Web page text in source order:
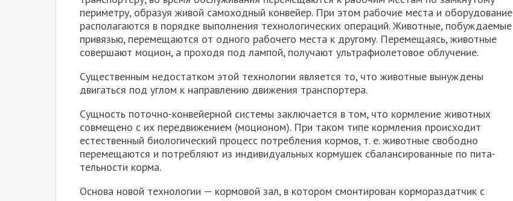
периметру, образуя живой самоходный конвейер. При этом рабочие места и оборудование
располагаются в порядке выполнения технологических операций. Живот­ные, побуждаемые
привязью, перемещаются от одного рабочего места к другому. Перемещаясь, животные
совер­шают моцион, а проходя под лампой, получают ультрафио­летовое облучение.
Существенным недостатком этой технологии является то, что животные вынуждены
двигаться под углом к направлению движения транспортера.
Сущность поточно-конвейерной системы заключается в том, что кормление животных
совмещено с их передвиже­нием (моционом). При таком типе кормления происходит
естественный биологический процесс потребления кормов, т. е. животные свободно
перемещаются и потребляют из индивидуальных кормушек сбалансированные по пита­
тельности корма.
Основа новой технологии — кормовой зал, в котором смонтирован кормораздатчик с